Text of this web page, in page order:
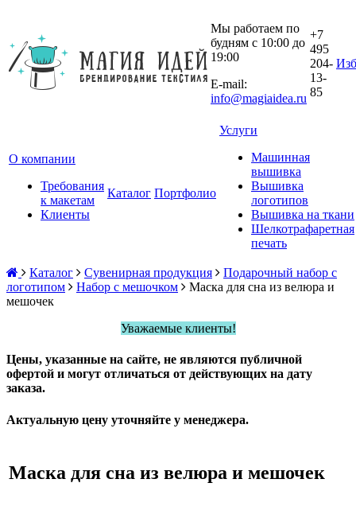
Мы работаем по
будням с 10:00 до
19:00
E-mail:
info@magiaidea.ru
+7
495
204-
13-
85
О компании
Требования
к макетам
Клиенты
Каталог Портфолио
Услуги
Машинная
вышивка
Вышивка
логотипов
Вышивка на ткани
Шелкотрафаретная
печать
Каталог Сувенирная продукция
Подарочный набор с
логотипом
Набор с мешочком
Маска для сна из велюра и
мешочек
Уважаемые клиенты!
Цены, указанные на сайте, не являются публичной
офертой и могут отличаться от действующих на дату
заказа.
Актуальную цену уточняйте у менеджера.
Маска для сна из велюра и мешочек